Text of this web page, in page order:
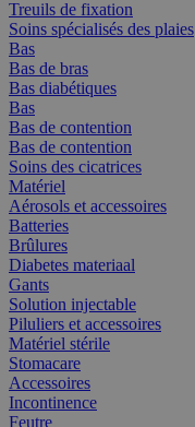
Treuils de fixation
Soins spécialisés des plaies
Bas
Bas de bras
Bas diabétiques
Bas
Bas de contention
Bas de contention
Soins des cicatrices
Matériel
Aérosols et accessoires
Batteries
Brûlures
Diabetes materiaal
Gants
Solution injectable
Piluliers et accessoires
Matériel stérile
Stomacare
Accessoires
Incontinence
Feutre